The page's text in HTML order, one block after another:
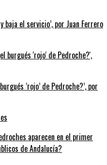
baja el servicio’, por Juan Ferrero
‘rojo’ de Pedroche?’, por
aparecen en el primer
de Andalucía?